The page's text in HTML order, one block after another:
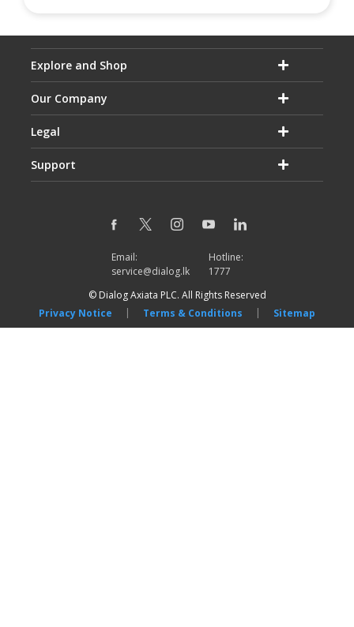
Explore and Shop
Our Company
Legal
Support
Email:
service@dialog.lk
Hotline:
1777
© Dialog Axiata PLC. All Rights Reserved
Privacy Notice
| Terms & Conditions | Sitemap